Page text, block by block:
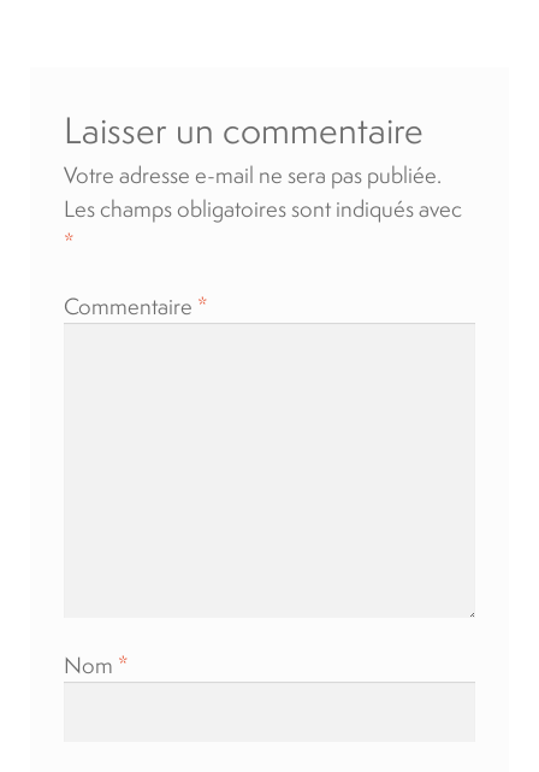
À propos
Blog
Laisser un commentaire
Votre adresse e-mail ne sera pas publiée.
Les champs obligatoires sont indiqués avec
*
Commentaire *
Nom *